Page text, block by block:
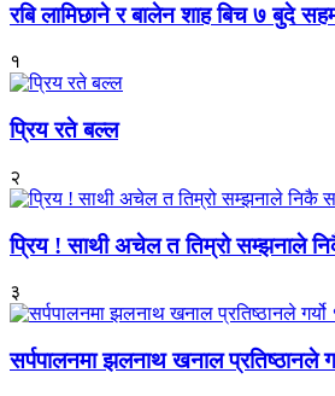
रबि लामिछाने र बालेन शाह बिच ७ बुदे
१
प्रिय रते बल्ल
२
प्रिय ! साथी अचेल त तिम्रो सम्झनाले
३
सर्पपालनमा झलनाथ खनाल प्रतिष्ठानले